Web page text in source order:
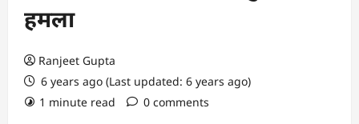
हमला
Ranjeet Gupta
6 years ago (Last updated: 6 years ago)
1 minute read
0 comments